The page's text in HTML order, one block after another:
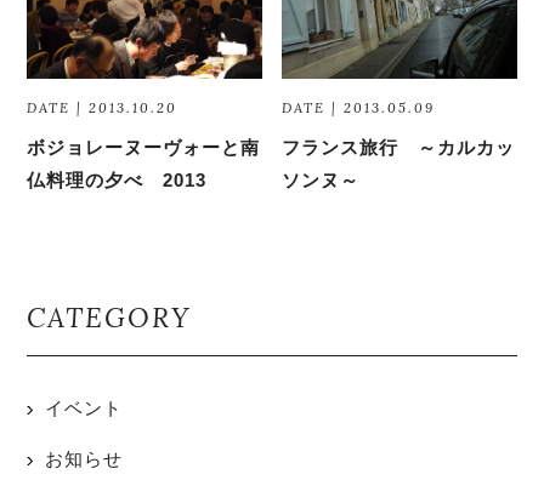
DATE | 2013.10.20
ボジョレーヌーヴォーと南
仏料理の夕べ 2013
DATE | 2013.05.09
フランス旅行 ～カルカッ
ソンヌ～
CATEGORY
イベント
お知らせ